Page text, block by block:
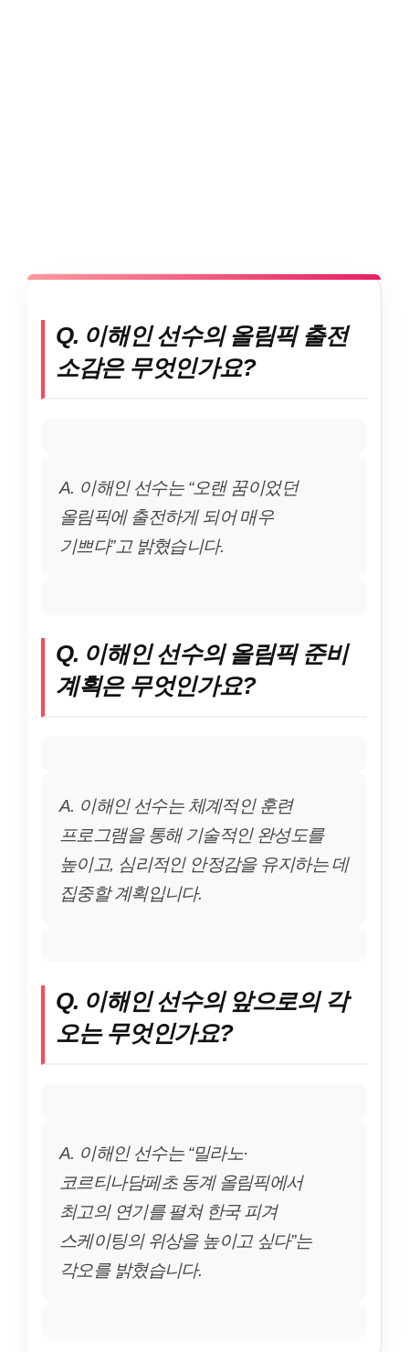
Q. 이해인 선수의 올림픽 출전
소감은 무엇인가요?
A. 이해인 선수는 “오랜 꿈이었던
올림픽에 출전하게 되어 매우
기쁘다”고 밝혔습니다.
Q. 이해인 선수의 올림픽 준비
계획은 무엇인가요?
A. 이해인 선수는 체계적인 훈련
프로그램을 통해 기술적인 완성도를
높이고, 심리적인 안정감을 유지하는 데
집중할 계획입니다.
Q. 이해인 선수의 앞으로의 각
오는 무엇인가요?
A. 이해인 선수는 “밀라노·
코르티나담페초 동계 올림픽에서
최고의 연기를 펼쳐 한국 피겨
스케이팅의 위상을 높이고 싶다”는
각오를 밝혔습니다.